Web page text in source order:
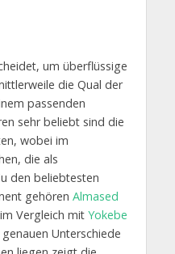
um überflüssige
die Qual der
passenden
sehr beliebt sind die
wobei im
die als
den beliebtesten
gehören Almased
Vergleich mit Yokebe
Unterschiede